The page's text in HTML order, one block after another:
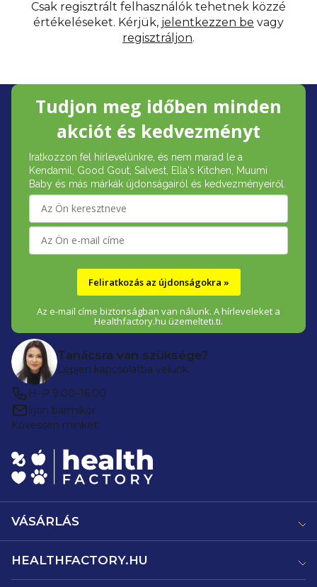
Csak regisztrált felhasználók tehetnek közzé
értékeléseket. Kérjük, jelentkezzen be vagy
regisztráljon.
Tudjon meg időben minden
akciót és kedvezményt
Iratkozzon fel hírlevelünkre, és nem marad le a
Kendamil, Good Gout, Salvest, Ella's Kitchen, Muumi
Baby és más márkák újdonságairól és kedvezményeiről.
Feliratkozás az újdonságokra »
Az e-mail címe biztonságban van nálunk. A hírleveleket a
Healthfactory.hu üzemelteti.ti.
Tanácsra van szüksége?
Lépjen kapcsolatba velünk
H–P 9:00–16:00
írjon bármikor
Kövessen minket:
VÁSÁRLÁS
HEALTHFACTORY.HU